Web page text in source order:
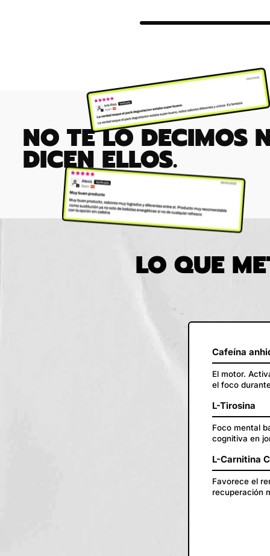
NO TE LO DECIMOS
DICEN ELLOS.
LO QUE
Cafeína
El motor.
el foco
L-Tirosina
Foco mental
cognitiva en
L-Carnitina
Favorece el
recuperación